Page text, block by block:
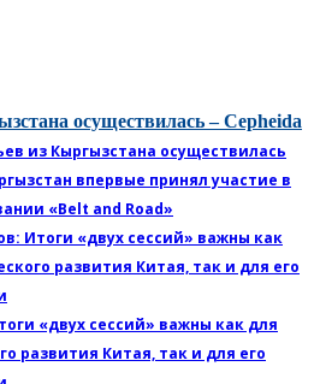
осуществилась – Cepheida
из Кыргызстана осуществилась
впервые принял участие в
«Belt and Road»
Итоги «двух сессий» важны как
развития Китая, так и для его
«двух сессий» важны как для
развития Китая, так и для его